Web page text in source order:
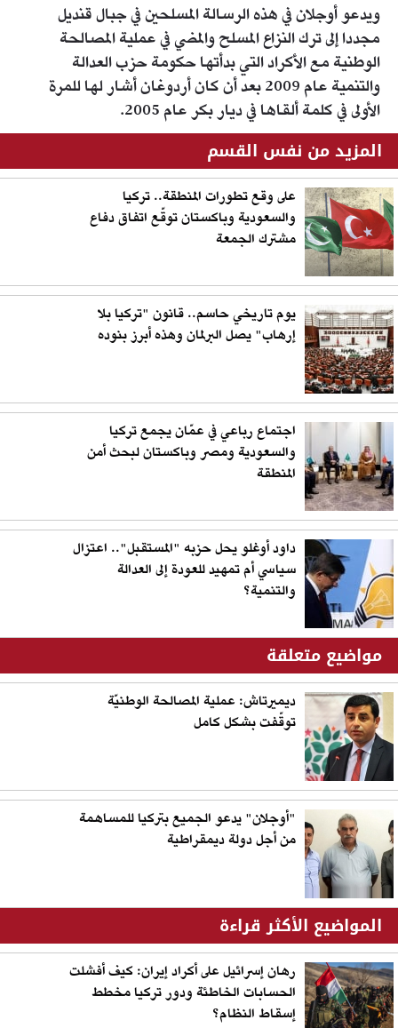
ويدعو أوجلان في هذه الرسالة المسلحين في جبال قنديل
مجددا إلى ترك النزاع المسلح والمضي في عملية المصالحة
الوطنية مع الأكراد التي بدأتها حكومة حزب العدالة
والتنمية عام 2009 بعد أن كان أردوغان أشار لها للمرة
الأولى في كلمة ألقاها في ديار بكر عام 2005.
المزيد من نفس القسم
على وقع تطورات المنطقة.. تركيا
والسعودية وباكستان توقّع اتفاق دفاع
مشترك الجمعة
يوم تاريخي حاسم.. قانون "تركيا بلا
إرهاب" يصل البرلمان وهذه أبرز بنوده
اجتماع رباعي في عمّان يجمع تركيا
والسعودية ومصر وباكستان لبحث أمن
المنطقة
داود أوغلو يحل حزبه "المستقبل".. اعتزال
سياسي أم تمهيد للعودة إلى العدالة
والتنمية؟
مواضيع متعلقة
ديميرتاش: عملية المصالحة الوطنيّة
توقّفت بشكل كامل
"أوجلان" يدعو الجميع بتركيا للمساهمة
من أجل دولة ديمقراطية
المواضيع الأكثر قراءة
رهان إسرائيل على أكراد إيران: كيف أفشلت
الحسابات الخاطئة ودور تركيا مخطط
إسقاط النظام؟